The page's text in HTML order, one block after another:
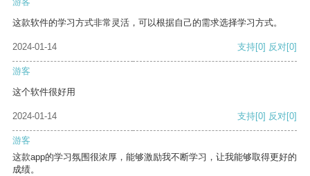
这款软件的学习方式非常灵活，可以根据自己的需求选择学习方式。
2024-01-14 支持[0] 反对[0]
游客
这个软件很好用
2024-01-14 支持[0] 反对[0]
游客
这款app的学习氛围很浓厚，能够激励我不断学习，让我能够取得更好的
成绩。